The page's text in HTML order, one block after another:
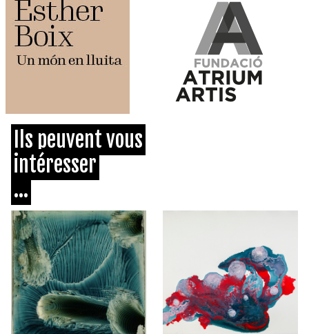
Ils peuvent vous
intéresser
...